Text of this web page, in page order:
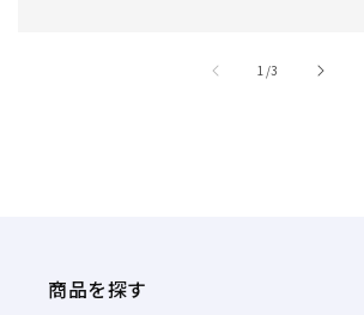
商品を探す